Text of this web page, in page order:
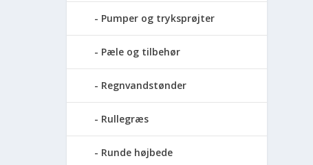
Pumper og tryksprøjter
Pæle og tilbehør
Regnvandstønder
Rullegræs
Runde højbede